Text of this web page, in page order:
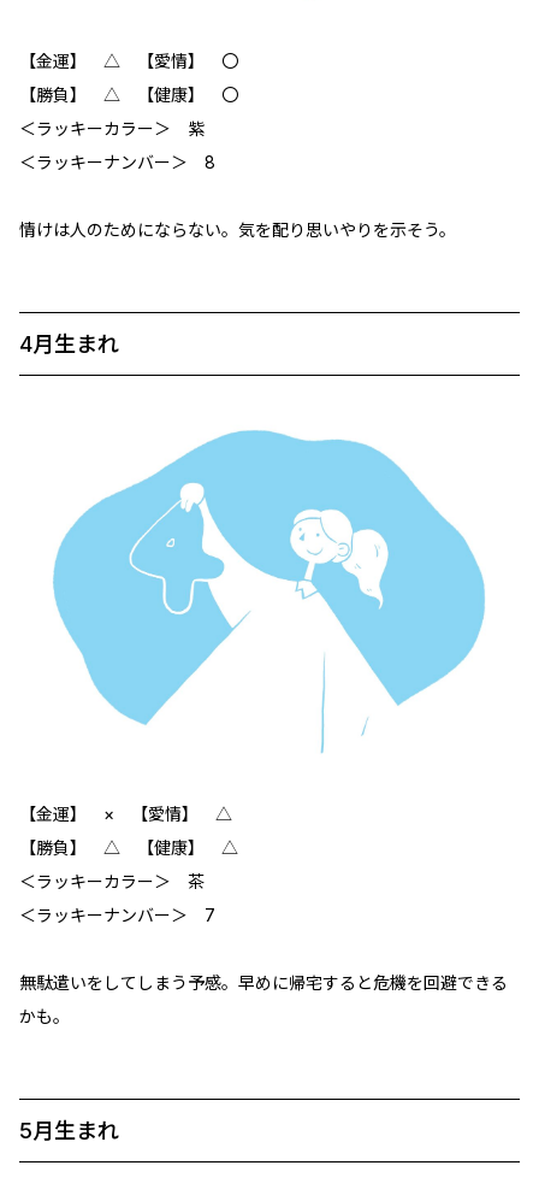
【金運】 △ 【愛情】 ‪〇
【勝負】 △ 【健康】 〇
＜ラッキーカラー＞ 紫
＜ラッキーナンバー＞ 8
情けは人のためにならない。気を配り思いやりを示そう。
4月生まれ
【金運】 ‪× 【愛情】 △
【勝負】 △ 【健康】 △
＜ラッキーカラー＞ 茶
＜ラッキーナンバー＞ 7
無駄遣いをしてしまう予感。早めに帰宅すると危機を回避できる
かも。
5月生まれ